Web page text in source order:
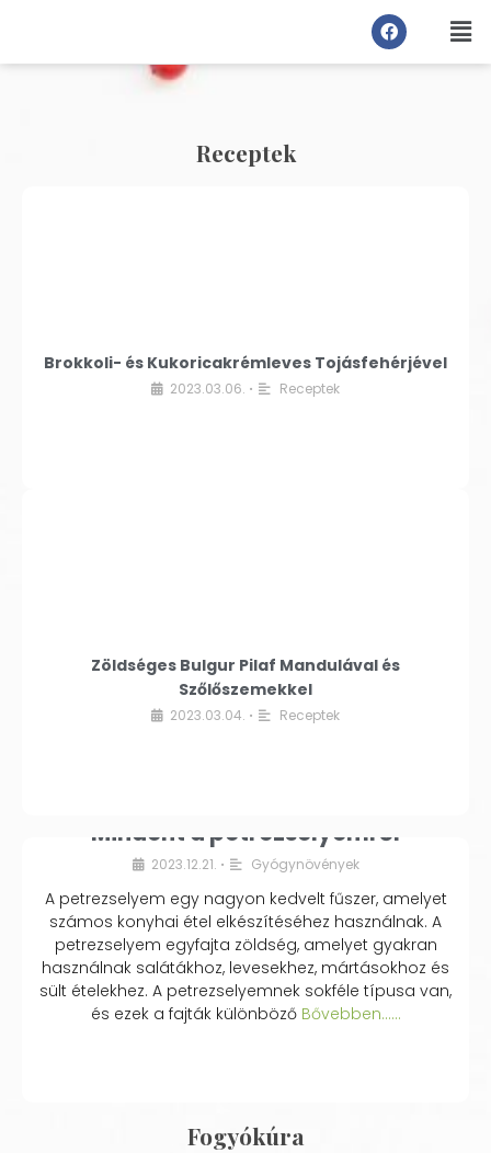
Receptek
Brokkoli- és Kukoricakrémleves Tojásfehérjével
2023.03.06. • Receptek
Zöldséges Bulgur Pilaf Mandulával és
Szőlőszemekkel
2023.03.04. • Receptek
Mindent a petrezselyemről
2023.12.21. • Gyógynövények
A petrezselyem egy nagyon kedvelt fűszer, amelyet
számos konyhai étel elkészítéséhez használnak. A
petrezselyem egyfajta zöldség, amelyet gyakran
használnak salátákhoz, levesekhez, mártásokhoz és
sült ételekhez. A petrezselyemnek sokféle típusa van,
és ezek a fajták különbözőBővebben...…
Fogyókúra